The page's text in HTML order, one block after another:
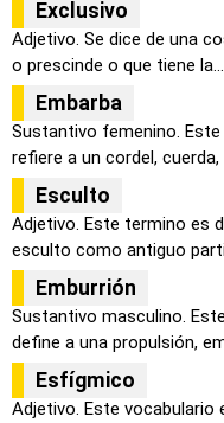
Exclusivo
Adjetivo. Se dice de una
o prescinde o que tiene la...
Embarba
Sustantivo femenino.
refiere a un cordel, cuerda,
Esculto
Adjetivo. Este termino es
esculto como antiguo
Emburrión
Sustantivo masculino.
define a una propulsión,
Esfígmico
Adjetivo. Este vocabulario